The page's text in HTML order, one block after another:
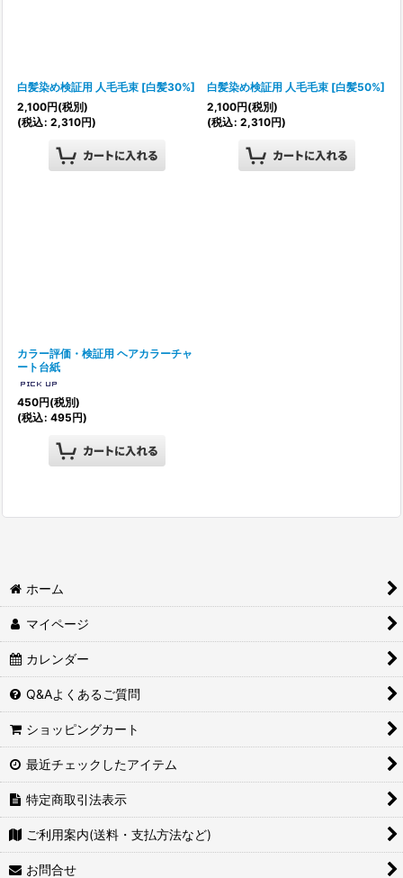
白髪染め検証用 人毛毛束 [白髪30%]
2,100円(税別)
(税込: 2,310円)
白髪染め検証用 人毛毛束 [白髪50%]
2,100円(税別)
(税込: 2,310円)
カラー評価・検証用 ヘアカラーチャ
ート台紙
450円(税別)
(税込: 495円)
ホーム
マイページ
カレンダー
Q&Aよくあるご質問
ショッピングカート
最近チェックしたアイテム
特定商取引法表示
ご利用案内(送料・支払方法など)
お問合せ